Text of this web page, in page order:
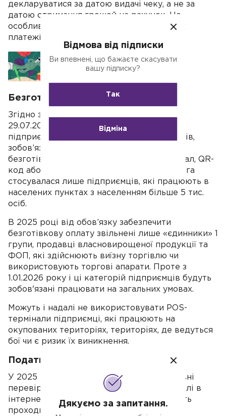
декларуватися за датою видачі чеку, а не за
датою отримання грошей на рахунок. Це
особливо актуально щодо еквайрингових
платежів.
Як вивести гроші з ТОВ
Безготівкові розрахунки
Згідно з постановою Кабміну №894 від
29.07.2022 року, з 1 січня 2025 року всі
підприємці, які здійснюють продаж товарів,
зобов’язані забезпечити можливість
безготівкової оплати — через POS-термінал, QR-
код або аналогічні засоби. Раніше ця вимога
стосувалася лише підприємців, які працюють в
населених пунктах з населенням більше 5 тис.
осіб.
В 2025 році від обов’язку забезпечити
безготівкову оплату звільнені лише «єдинники» 1
групи, продавці власновирощеної продукції та
ФОП, які здійснюють виїзну торгівлю чи
використовують торгові апарати. Проте з
1.01.2026 року і ці категорій підприємців будуть
зобов'язані працювати на загальних умовах.
Можуть і надалі не використовувати POS-
термінали підприємці, які працюють на
окупованих територіях, територіях, де ведуться
бої чи є ризик їх виникнення.
Податкові перевірки
У 2025 році податкова продовжить активні
перевірки, включаючи контрольні закупівлі в
інтернет-магазинах. Такі перевірки можуть
проходити без попередження.
Дякуємо за запитання.
Відмова від підписки
Ви впевнені, що бажаєте скасувати
вашу підписку?
Так
Відміна